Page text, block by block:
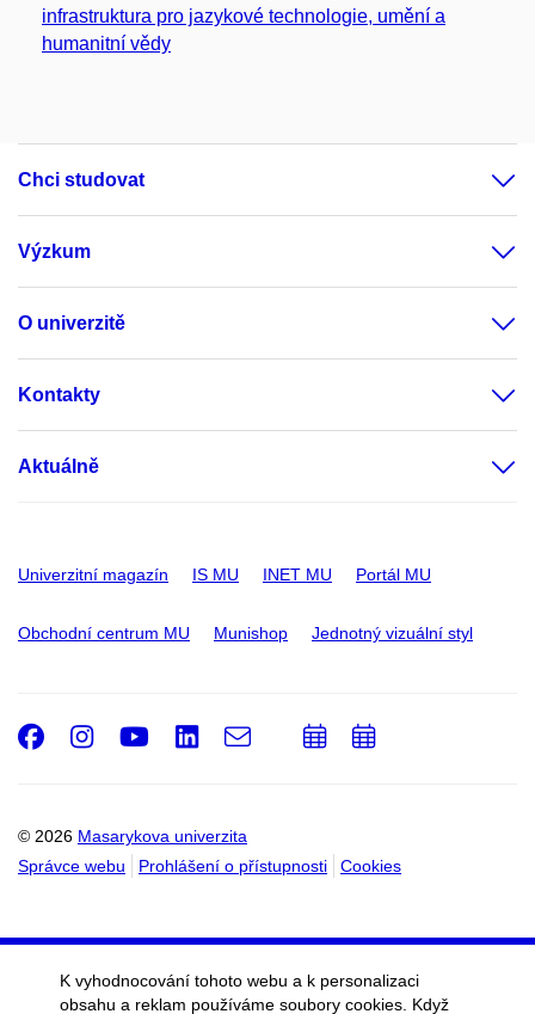
infrastruktura pro jazykové technologie, umění a
humanitní vědy
Chci studovat
Výzkum
O univerzitě
Kontakty
Aktuálně
Univerzitní magazín IS MU INET MU Portál MU
Obchodní centrum MU Munishop Jednotný vizuální styl
© 2026 Masarykova univerzita
Správce webu
Prohlášení o přístupnosti Cookies
Facebook
Instagram
Youtube
LinkedIn
e-
PřidatPřidat
K vyhodnocování tohoto webu a k personalizaci
obsahu a reklam používáme soubory cookies. Když